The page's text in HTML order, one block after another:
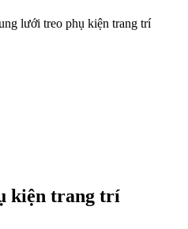
lưới treo phụ kiện trang trí
kiện trang trí